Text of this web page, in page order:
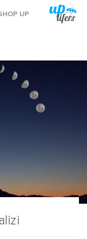
Reklamı Göster
Reklamı Gizle
UP